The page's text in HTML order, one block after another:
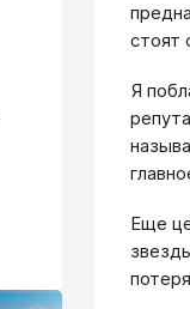
стоят
Я
Еще